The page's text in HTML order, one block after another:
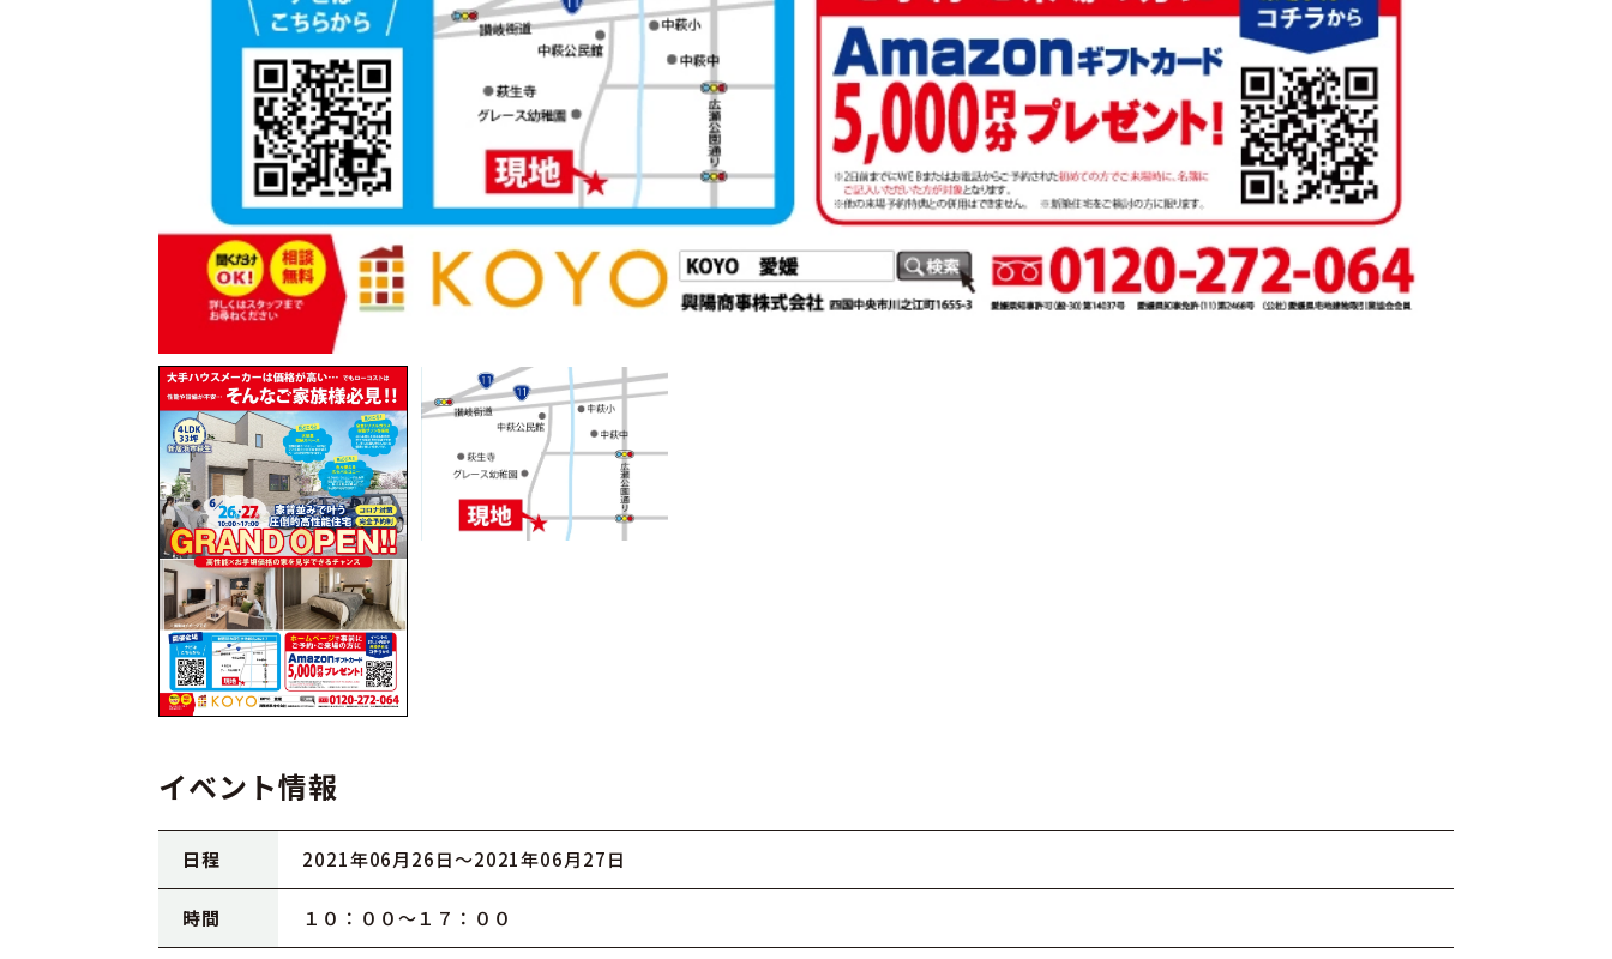
イベント情報
日程 2021年06月26日〜2021年06月27日
時間 １０：００～１７：００